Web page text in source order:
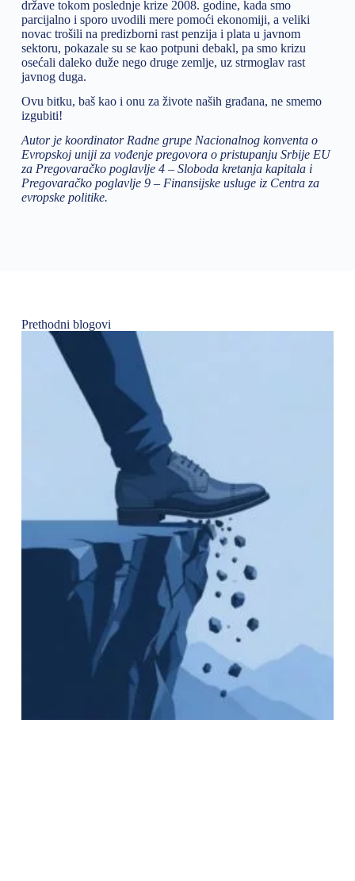
države tokom poslednje krize 2008. godine, kada smo
parcijalno i sporo uvodili mere pomoći ekonomiji, a veliki
novac trošili na predizborni rast penzija i plata u javnom
sektoru, pokazale su se kao potpuni debakl, pa smo krizu
osećali daleko duže nego druge zemlje, uz strmoglav rast
javnog duga.
Ovu bitku, baš kao i onu za živote naših građana, ne smemo
izgubiti!
Autor je koordinator Radne grupe Nacionalnog konventa o
Evropskoj uniji za vođenje pregovora o pristupanju Srbije EU
za Pregovaračko poglavlje 4 – Sloboda kretanja kapitala i
Pregovaračko poglavlje 9 – Finansijske usluge iz Centra za
evropske politike.
Prethodni blogovi